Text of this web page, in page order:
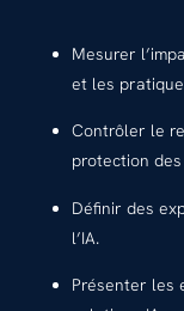
Mesurer
et les
Contrôler le
protection
Définir des
l’IA.
Présenter les